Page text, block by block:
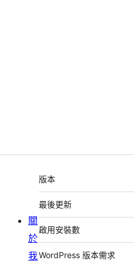
中
繼
資
料
版本
最後更新
啟用安裝數
WordPress 版本需求
關
於
我